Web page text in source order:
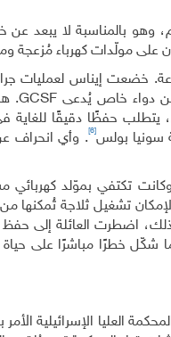
بالمناسبة لا يبعد عن
على مولّدات كهرباء مُزعجة
بسرعة. خضعت إيناس
دواء خاص يُدعى GCSF
.
سونيا بولس[6] . وأي انحراف
وكانت تكتفي بموّلد
حينها)، لم يكن بالإمكان تشغيل
اضطرت العائلة إلى حفظ
شكّل خطرًا مباشرًا على
العليا الإسرائيلية الأمر